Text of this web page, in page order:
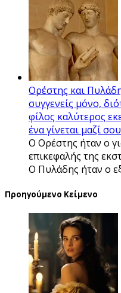
Ορέστης και
συγγενείς μόνο,
φίλος καλύτερος
ένα γίνεται μαζί
Ο Ορέστης ήταν ο
επικεφαλής της
Ο Πυλάδης ήταν ο
Προηγούμενο Κείμενο